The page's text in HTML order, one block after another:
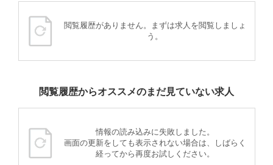
閲覧履歴がありません。まずは求人を閲覧しましょ
う。
閲覧履歴からオススメのまだ見ていない求人
情報の読み込みに失敗しました。
画面の更新をしても表示されない場合は、しばらく
経ってから再度お試しください。